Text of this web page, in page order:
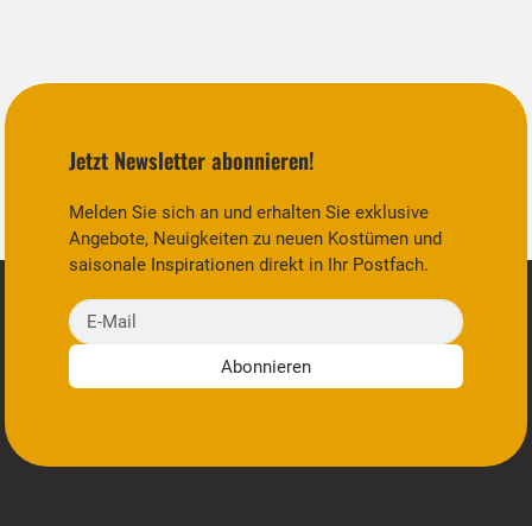
Jetzt Newsletter abonnieren!
Melden Sie sich an und erhalten Sie exklusive
Angebote, Neuigkeiten zu neuen Kostümen und
saisonale Inspirationen direkt in Ihr Postfach.
E-Mail
Abonnieren